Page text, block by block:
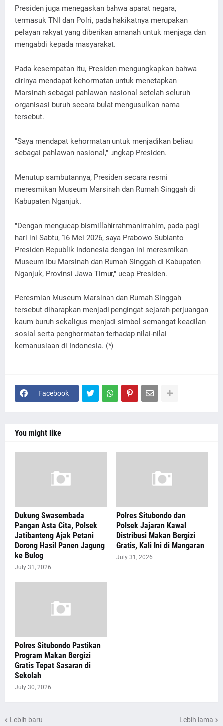
Presiden juga menegaskan bahwa aparat negara,
termasuk TNI dan Polri, pada hakikatnya merupakan
pelayan rakyat yang diberikan amanah untuk menjaga dan
mengabdi kepada masyarakat.
Pada kesempatan itu, Presiden mengungkapkan bahwa
dirinya mendapat kehormatan untuk menetapkan
Marsinah sebagai pahlawan nasional setelah seluruh
organisasi buruh secara bulat mengusulkan nama
tersebut.
"Saya mendapat kehormatan untuk menjadikan beliau
sebagai pahlawan nasional," ungkap Presiden.
Menutup sambutannya, Presiden secara resmi
meresmikan Museum Marsinah dan Rumah Singgah di
Kabupaten Nganjuk.
"Dengan mengucap bismillahirrahmanirrahim, pada pagi
hari ini Sabtu, 16 Mei 2026, saya Prabowo Subianto
Presiden Republik Indonesia dengan ini meresmikan
Museum Ibu Marsinah dan Rumah Singgah di Kabupaten
Nganjuk, Provinsi Jawa Timur," ucap Presiden.
Peresmian Museum Marsinah dan Rumah Singgah
tersebut diharapkan menjadi pengingat sejarah perjuangan
kaum buruh sekaligus menjadi simbol semangat keadilan
sosial serta penghormatan terhadap nilai-nilai
kemanusiaan di Indonesia. (*)
Facebook
You might like
Dukung Swasembada
Pangan Asta Cita, Polsek
Jatibanteng Ajak Petani
Dorong Hasil Panen Jagung
ke Bulog
July 31, 2026
Polres Situbondo dan
Polsek Jajaran Kawal
Distribusi Makan Bergizi
Gratis, Kali Ini di Mangaran
July 31, 2026
Polres Situbondo Pastikan
Program Makan Bergizi
Gratis Tepat Sasaran di
Sekolah
July 30, 2026
Lebih baru Lebih lama